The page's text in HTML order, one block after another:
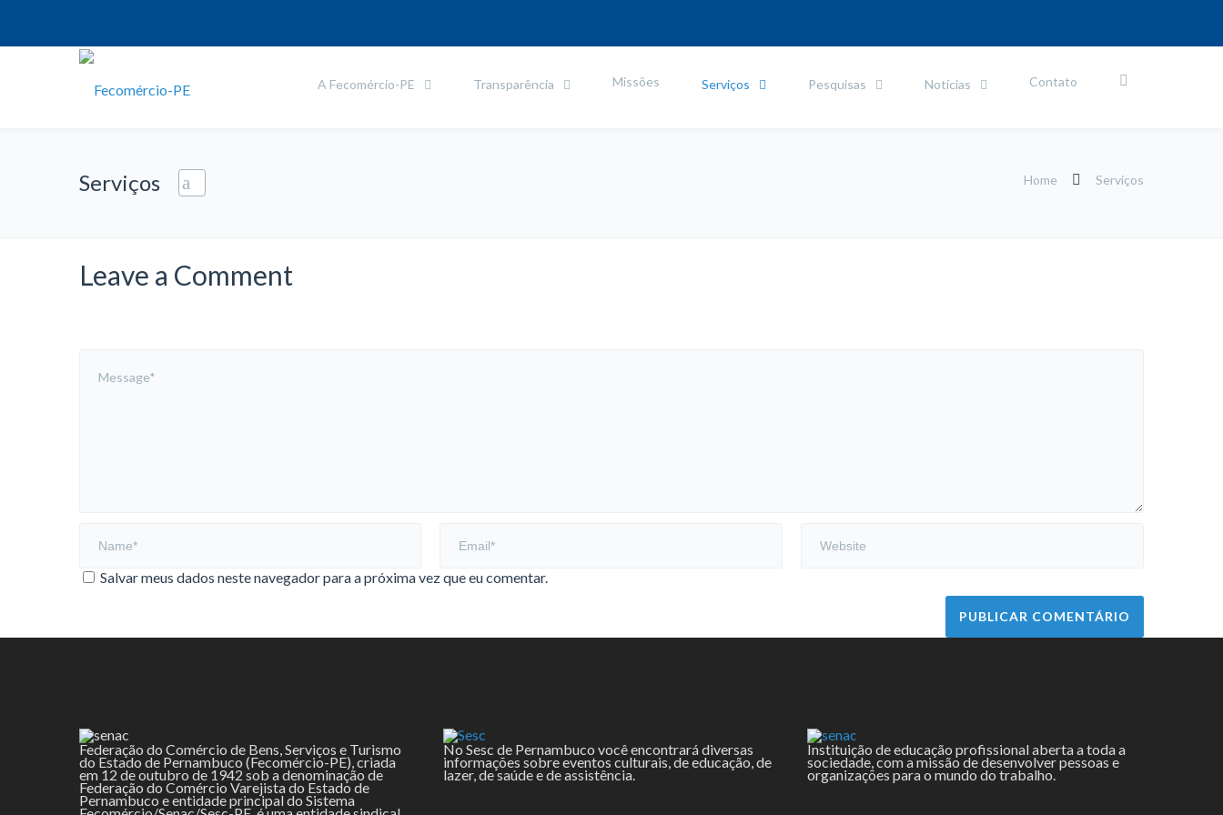
A Fecomércio-PE Transparência Missões Serviços Pesquisas Notícias Contato
Serviços Home Serviços
Leave a Comment
Salvar meus dados neste navegador para a próxima vez que eu comentar.
Federação do Comércio de Bens, Serviços e Turismo
do Estado de Pernambuco (Fecomércio-PE), criada
em 12 de outubro de 1942 sob a denominação de
Federação do Comércio Varejista do Estado de
Pernambuco e entidade principal do Sistema
No Sesc de Pernambuco você encontrará diversas
informações sobre eventos culturais, de educação, de
lazer, de saúde e de assistência.
Instituição de educação profissional aberta a toda a
sociedade, com a missão de desenvolver pessoas e
organizações para o mundo do trabalho.